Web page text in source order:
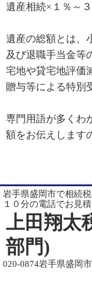
遺産相続×１％～
遺産の総額とは、
及び退職手当金等
宅地や貸宅地評価
贈与等による特別
専門用語が多くわ
額をお伝えします
岩手県盛岡市で相続
１０分の電話でお見積
上田翔太
部門)
020-0874岩手県盛岡